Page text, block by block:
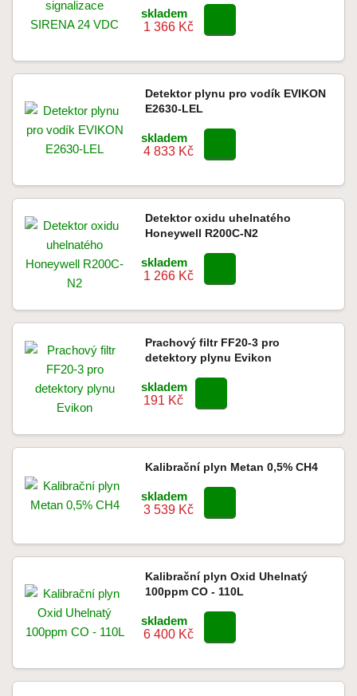
skladem
1 366 Kč
Detektor plynu pro vodík EVIKON
E2630-LEL
skladem
4 833 Kč
Detektor oxidu uhelnatého
Honeywell R200C-N2
skladem
1 266 Kč
Prachový filtr FF20-3 pro
detektory plynu Evikon
skladem
191 Kč
Kalibrační plyn Metan 0,5% CH4
skladem
3 539 Kč
Kalibrační plyn Oxid Uhelnatý
100ppm CO - 110L
skladem
6 400 Kč